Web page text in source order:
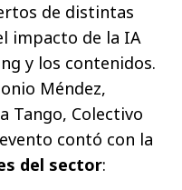
de distintas
impacto de la IA
y los contenidos.
Méndez,
Tango, Colectivo
contó con la
del sector: